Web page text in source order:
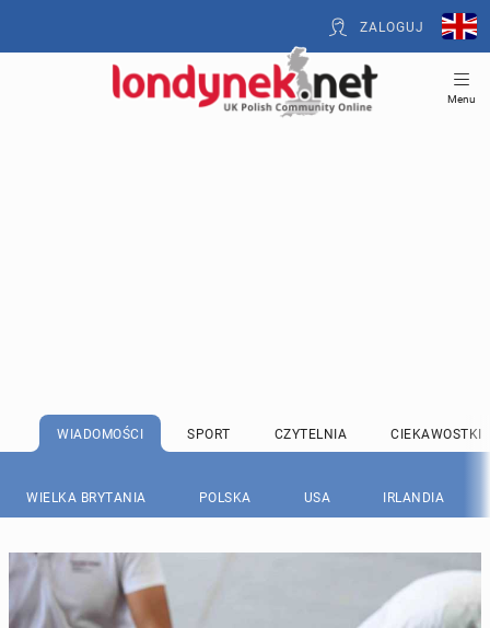
ZALOGUJ
Menu
WIADOMOŚCI SPORT CZYTELNIA CIEKAWOSTKI
WIELKA BRYTANIA POLSKA USA IRLANDIA